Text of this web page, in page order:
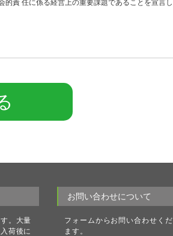
。大量
荷後に
お問い合わせについて
フォームからお問い合わせく
ます。